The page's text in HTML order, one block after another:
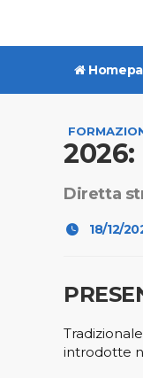
2026:
Diretta
18/12/
introdotte